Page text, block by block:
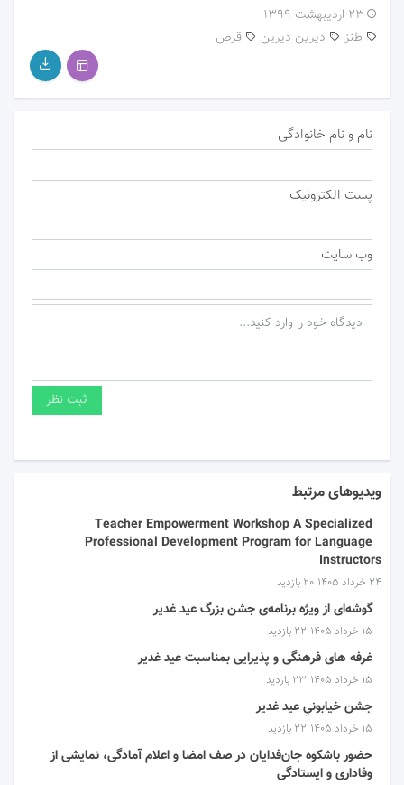
۲۳ اردیبهشت ۱۳۹۹
دیرین دیرین
طنز قرص
نام و نام خانوادگی
پست الکترونیک
وب سایت
ویدیوهای مرتبط
Teacher Empowerment Workshop A Specialized
Professional Development Program for Language
Instructors
۲۴ خرداد ۱۴۰۵ 20 بازدید
گوشه‌ای از ویژه برنامه‌ی جشن بزرگ عید غدیر
۱۵ خرداد ۱۴۰۵ 22 بازدید
غرفه های فرهنگی و پذیرایی بمناسبت عید غدیر
۱۵ خرداد ۱۴۰۵ 23 بازدید
جشن خیابونیِ عید غدیر
۱۵ خرداد ۱۴۰۵ 22 بازدید
حضور باشکوه جان‌فدایان در صف امضا و اعلام آمادگی، نمایشی از
وفاداری و ایستادگی